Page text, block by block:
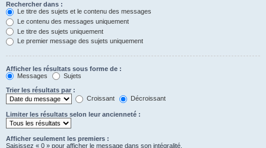
Rechercher dans :
Le titre des sujets et le contenu des messages
Le contenu des messages uniquement
Le titre des sujets uniquement
Le premier message des sujets uniquement
Afficher les résultats sous forme de :
Messages
Sujets
Trier les résultats par :
Croissant
Décroissant
Limiter les résultats selon leur ancienneté :
Afficher seulement les premiers :
Saisissez « 0 » pour afficher le message dans son intégralité.